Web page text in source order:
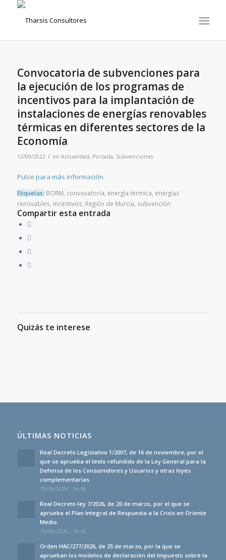
Convocatoria de subvenciones para
la ejecución de los programas de
incentivos para la implantación de
instalaciones de energías renovables
térmicas en diferentes sectores de la
Economía
12/09/2022 / en Actualidad, Portada, Subvenciones
Pulse para más información
Etiquetas: BORM convovatoria energía térmica energías
renovables incentivos Región de Murcia subvención
Compartir esta entrada
Quizás te interese
ÚLTIMAS NOTICIAS
Real Decreto Legislativo 1/2007, de 16 de noviembre, por el
que se aprueba el texto refundido de la Ley General para la
Defensa de los Consumidores y Usuarios y otras leyes
complementarias.
19/06/2026 - 16:46
Real Decreto-ley 7/2026, de 20 de marzo, por el que se
aprueba el Plan Integral de Respuesta a la Crisis en Oriente
Medio.
10/06/2026 - 16:55
Orden HAC/277/2026, de 25 de marzo, por la que se
aprueban los modelos de declaración del Impuesto sobre la